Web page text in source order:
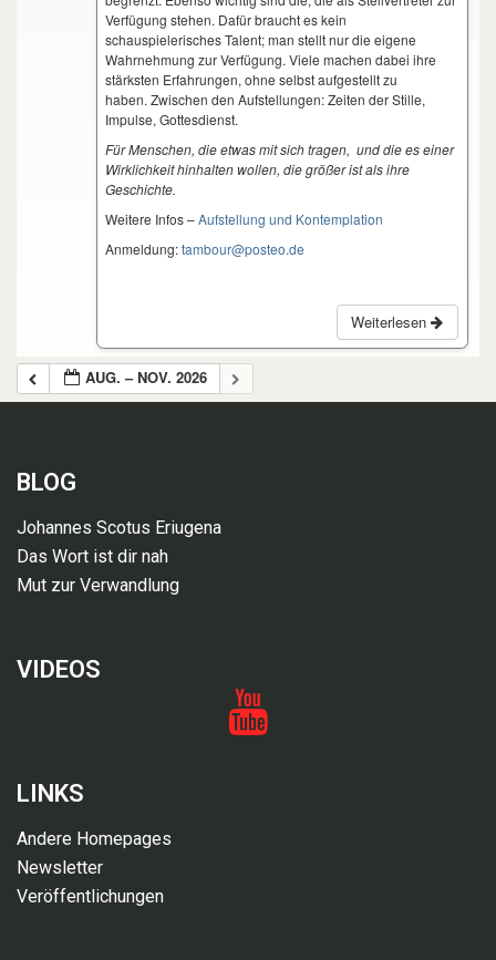
Verfügung stehen. Dafür braucht es kein
schauspielerisches Talent; man stellt nur die eigene
Wahrnehmung zur Verfügung. Viele machen dabei ihre
stärksten Erfahrungen, ohne selbst aufgestellt zu
haben. Zwischen den Aufstellungen: Zeiten der Stille,
Impulse, Gottesdienst.
Für Menschen, die etwas mit sich tragen, und die es einer
Wirklichkeit hinhalten wollen, die größer ist als ihre
Geschichte.
Weitere Infos –Aufstellung und Kontemplation
Anmeldung:tambour@posteo.de
Weiterlesen
AUG. – NOV. 2026
BLOG
Johannes Scotus Eriugena
Das Wort ist dir nah
Mut zur Verwandlung
VIDEOS
LINKS
Andere Homepages
Newsletter
Veröffentlichungen